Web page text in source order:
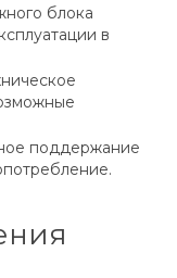
блока
в
поддержание